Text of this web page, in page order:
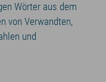
Wörter aus dem
von Verwandten,
und